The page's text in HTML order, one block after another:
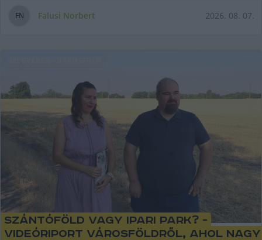
FN Falusi Norbert 2026. 08. 07.
Szántóföld vagy ipari park? -
videóriport Városföldről, ahol nagy